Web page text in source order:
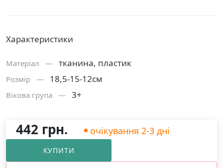
Характеристики
Матерiал — тканина, пластик
Розмiр — 18,5-15-12см
Вікова група — 3+
442 грн. очікування 2-3 дні
КУПИТИ